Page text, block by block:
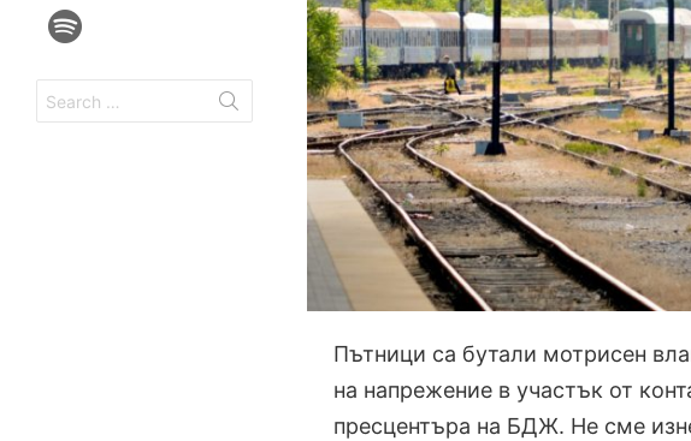
Пътници са бутали мотрисен
на напрежение в участък от
пресцентъра на БДЖ. Не сме
for: